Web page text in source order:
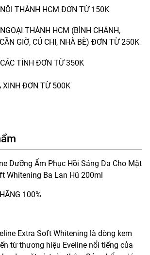
THÀNH HCM ĐƠN TỪ 150K
THÀNH HCM (BÌNH CHÁNH,
GIỜ, CỦ CHI, NHÀ BÈ) ĐƠN TỪ 250K
TỈNH ĐƠN TỪ 350K
XINH ĐƠN TỪ 500K
Dưỡng Ẩm Phục Hồi Sáng Da Cho Mặt
Whitening Ba Lan Hũ 200ml
100%
Extra Soft Whitening là dòng kem
từ thương hiệu Eveline nổi tiếng của